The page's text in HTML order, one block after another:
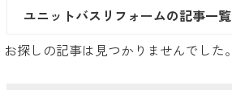
ユニットバスリフォームの記事一覧
お探しの記事は見つかりませんでした。